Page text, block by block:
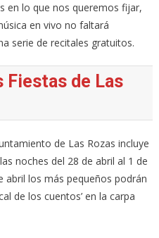
en lo que nos queremos fijar,
en vivo no faltará
serie de recitales gratuitos.
Fiestas de Las
de Las Rozas incluye
noches del 28 de abril al 1 de
abril los más pequeños podrán
de los cuentos’ en la carpa